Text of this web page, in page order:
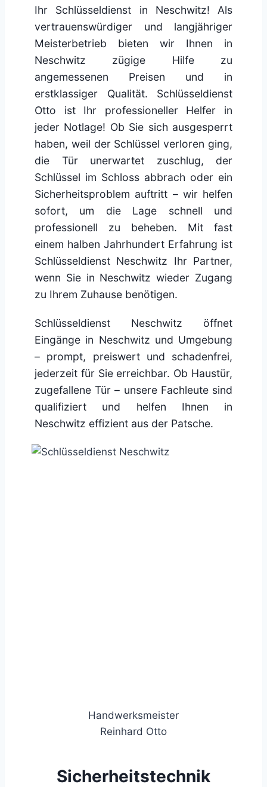
Ihr Schlüsseldienst in Neschwitz! Als
vertrauenswürdiger und langjähriger
Meisterbetrieb bieten wir Ihnen in
Neschwitz zügige Hilfe zu
angemessenen Preisen und in
erstklassiger Qualität. Schlüsseldienst
Otto ist Ihr professioneller Helfer in
jeder Notlage! Ob Sie sich ausgesperrt
haben, weil der Schlüssel verloren ging,
die Tür unerwartet zuschlug, der
Schlüssel im Schloss abbrach oder ein
Sicherheitsproblem auftritt – wir helfen
sofort, um die Lage schnell und
professionell zu beheben. Mit fast
einem halben Jahrhundert Erfahrung ist
Schlüsseldienst Neschwitz Ihr Partner,
wenn Sie in Neschwitz wieder Zugang
zu Ihrem Zuhause benötigen.
Schlüsseldienst Neschwitz öffnet
Eingänge in Neschwitz und Umgebung
– prompt, preiswert und schadenfrei,
jederzeit für Sie erreichbar. Ob Haustür,
zugefallene Tür – unsere Fachleute sind
qualifiziert und helfen Ihnen in
Neschwitz effizient aus der Patsche.
Handwerksmeister
Reinhard Otto
Sicherheitstechnik